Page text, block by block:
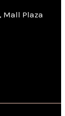
Mall Plaza